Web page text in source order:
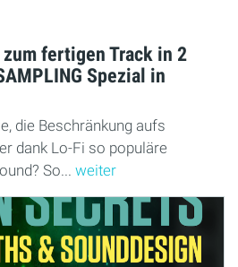
fertigen Track in 2
Spezial in
die Beschränkung aufs
dank Lo-Fi so populäre
So... weiter